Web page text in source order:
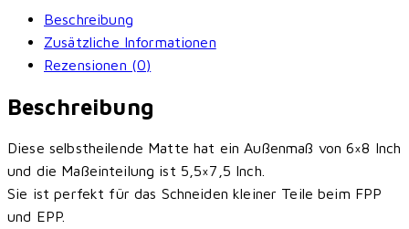
Beschreibung
Zusätzliche Informationen
Rezensionen (0)
Beschreibung
Diese selbstheilende Matte hat ein Außenmaß von 6×8 Inch
und die Maßeinteilung ist 5,5×7,5 Inch.
Sie ist perfekt für das Schneiden kleiner Teile beim FPP
und EPP.